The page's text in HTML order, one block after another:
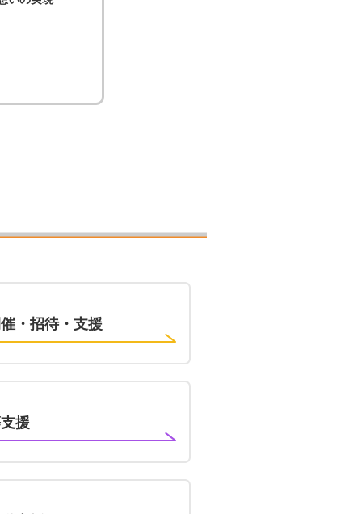
・招待・支援
援